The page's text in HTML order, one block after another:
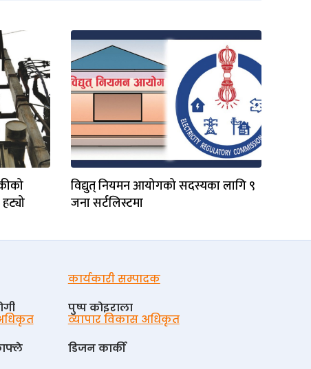
विद्युत् नियमन आयोगको सदस्यका लागि ९
जना सर्टलिस्टमा
कार्यकारी सम्पादक
पुष्प काेइराला
व्यापार विकास अधिकृत
डिजन कार्की